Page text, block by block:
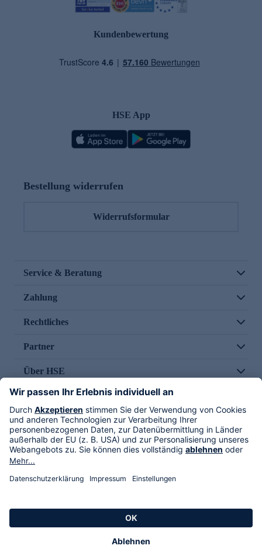
Kundenbewertung
HSE App
Bestellung widerrufen
Widerrufsformular
Service & Beratung
Zahlung
Rechtliches
Partner
Über HSE
Im TV
HSE International